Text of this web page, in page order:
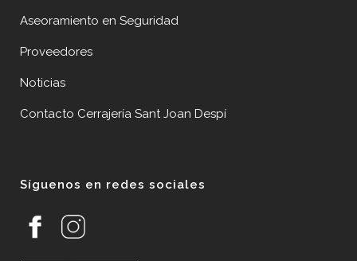
Aseoramiento en Seguridad
Proveedores
Noticias
Contacto Cerrajería Sant Joan Despí
Síguenos en redes sociales